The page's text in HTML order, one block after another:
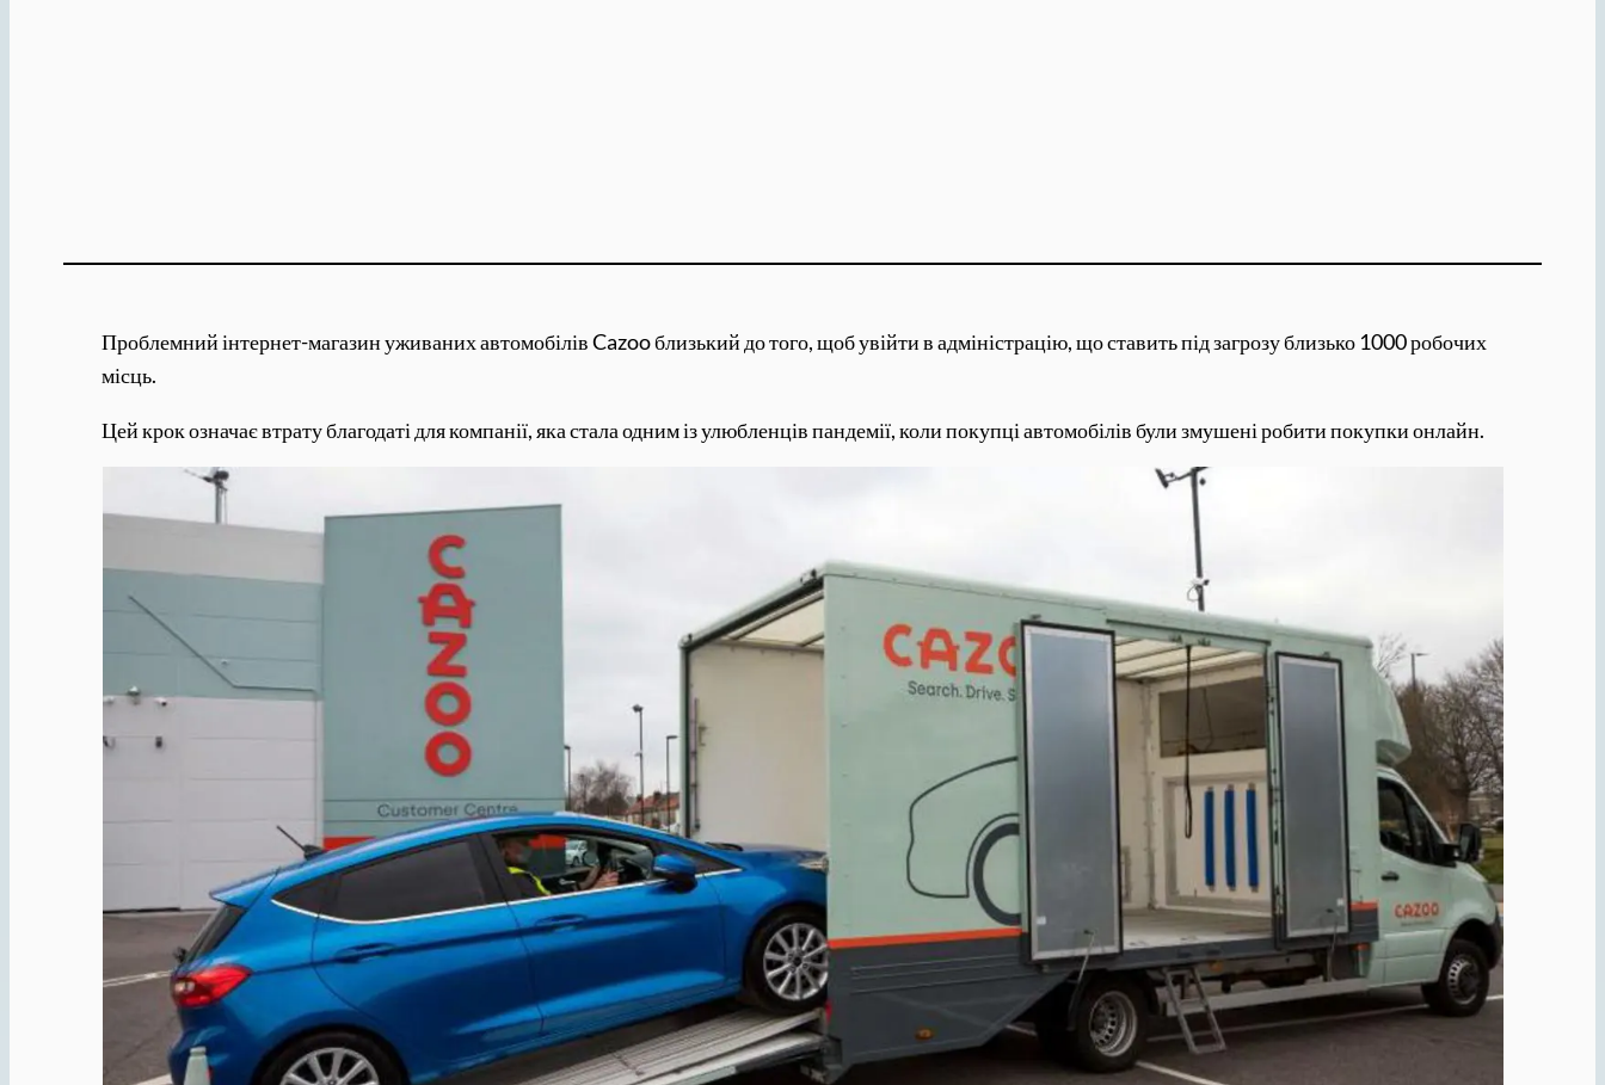
Проблемний інтернет-магазин уживаних автомобілів Cazoo близький до того, щоб увійти в адміністрацію, що ставить під загрозу близько 1000 робочих
місць.
Цей крок означає втрату благодаті для компанії, яка стала одним із улюбленців пандемії, коли покупці автомобілів були змушені робити покупки онлайн.